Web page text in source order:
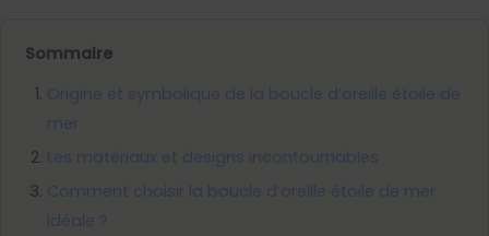
Sommaire
Origine et symbolique de la boucle d’oreille étoile de
mer
Les matériaux et designs incontournables
Comment choisir la boucle d’oreille étoile de mer
idéale ?